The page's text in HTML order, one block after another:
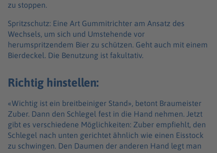
zu stoppen.
Spritzschutz: Eine Art Gummitrichter am Ansatz des
Wechsels, um sich und Umstehende vor
herumspritzendem Bier zu schützen. Geht auch mit einem
Bierdeckel. Die Benutzung ist fakultativ.
Richtig hinstellen:
«Wichtig ist ein breitbeiniger Stand», betont Braumeister
Zuber. Dann den Schlegel fest in die Hand nehmen. Jetzt
gibt es verschiedene Möglichkeiten: Zuber empfiehlt, den
Schlegel nach unten gerichtet ähnlich wie einen Eisstock
zu schwingen. Den Daumen der anderen Hand legt man